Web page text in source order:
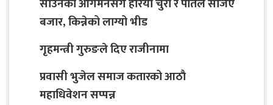
साउनको आगमनसँगै हरियो चुरा र पोतेले सजिए
बजार, किन्नेको लाग्यो भीड
गृहमन्त्री गुरुङले दिए राजीनामा
प्रवासी भुजेल समाज कतारको आठाै
महाधिवेशन सप्पन्न